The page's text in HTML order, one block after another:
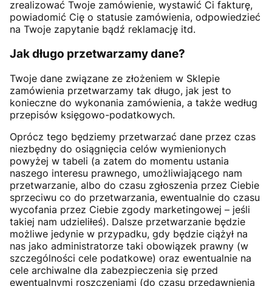
zrealizować Twoje zamówienie, wystawić Ci fakturę,
powiadomić Cię o statusie zamówienia, odpowiedzieć
na Twoje zapytanie bądź reklamację itd.
Jak długo przetwarzamy dane?
Twoje dane związane ze złożeniem w Sklepie
zamówienia przetwarzamy tak długo, jak jest to
konieczne do wykonania zamówienia, a także według
przepisów księgowo-podatkowych.
Oprócz tego będziemy przetwarzać dane przez czas
niezbędny do osiągnięcia celów wymienionych
powyżej w tabeli (a zatem do momentu ustania
naszego interesu prawnego, umożliwiającego nam
przetwarzanie, albo do czasu zgłoszenia przez Ciebie
sprzeciwu co do przetwarzania, ewentualnie do czasu
wycofania przez Ciebie zgody marketingowej – jeśli
takiej nam udzieliłeś). Dalsze przetwarzanie będzie
możliwe jedynie w przypadku, gdy będzie ciążył na
nas jako administratorze taki obowiązek prawny (w
szczególności cele podatkowe) oraz ewentualnie na
cele archiwalne dla zabezpieczenia się przed
ewentualnymi roszczeniami (do czasu przedawnienia